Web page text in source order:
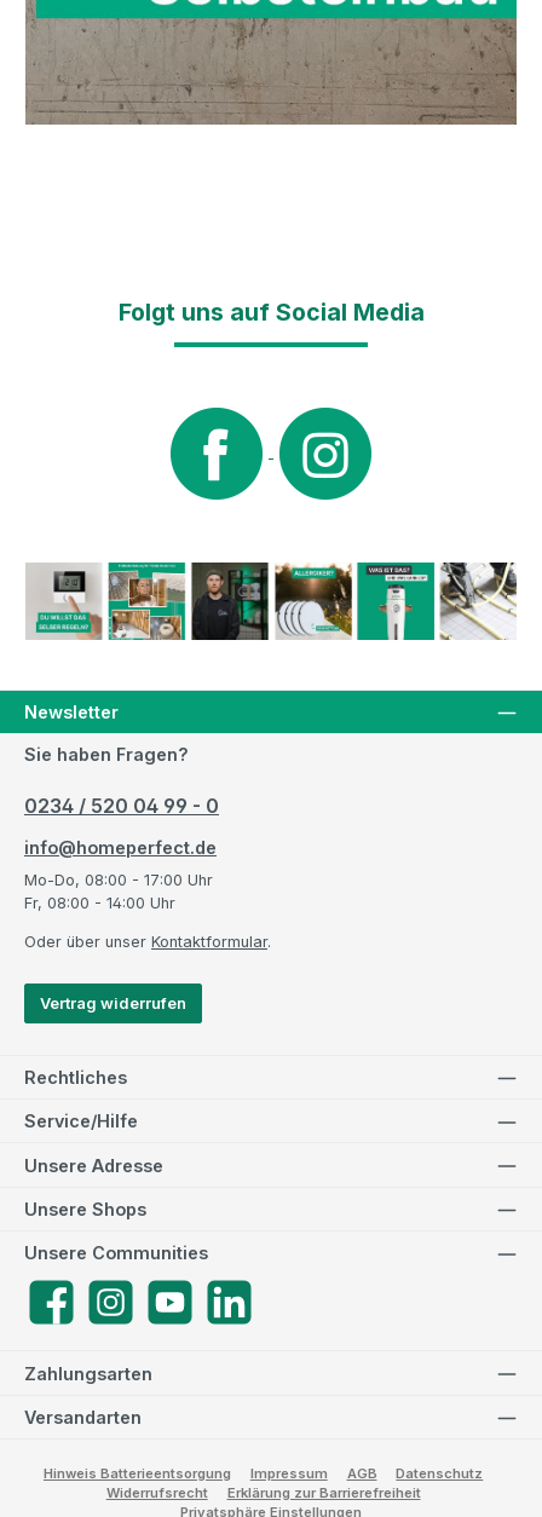
Folgt uns auf Social Media
Newsletter
Sie haben Fragen?
0234 / 520 04 99 - 0
info@homeperfect.de
Mo-Do, 08:00 - 17:00 Uhr
Fr, 08:00 - 14:00 Uhr
Oder über unser Kontaktformular.
Vertrag widerrufen
Rechtliches
Service/Hilfe
Zahlungsarten
Versandarten
Unsere Adresse
Unsere Communities
FacebookInstagramYouTube LinkedIn
Unsere Shops
Hinweis Batterieentsorgung Impressum AGB
Datenschutz
Widerrufsrecht
Erklärung zur Barrierefreiheit
Privatsphäre Einstellungen